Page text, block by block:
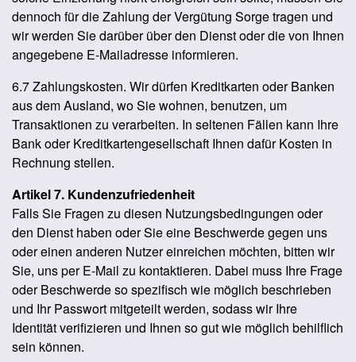
dennoch für die Zahlung der Vergütung Sorge tragen und
wir werden Sie darüber über den Dienst oder die von Ihnen
angegebene E-Mailadresse informieren.
6.7 Zahlungskosten. Wir dürfen Kreditkarten oder Banken
aus dem Ausland, wo Sie wohnen, benutzen, um
Transaktionen zu verarbeiten. In seltenen Fällen kann Ihre
Bank oder Kreditkartengesellschaft Ihnen dafür Kosten in
Rechnung stellen.
Artikel 7. Kundenzufriedenheit
Falls Sie Fragen zu diesen Nutzungsbedingungen oder
den Dienst haben oder Sie eine Beschwerde gegen uns
oder einen anderen Nutzer einreichen möchten, bitten wir
Sie, uns per E-Mail zu kontaktieren. Dabei muss Ihre Frage
oder Beschwerde so spezifisch wie möglich beschrieben
und Ihr Passwort mitgeteilt werden, sodass wir Ihre
Identität verifizieren und Ihnen so gut wie möglich behilflich
sein können.